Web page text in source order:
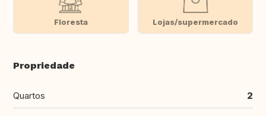
Floresta Lojas/supermercado
Propriedade
Quartos 2